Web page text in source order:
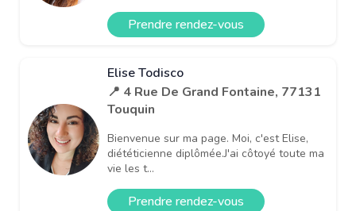
Prendre rendez-vous
Elise Todisco
📍 4 Rue De Grand Fontaine, 77131
Touquin
Bienvenue sur ma page. Moi, c'est Elise,
diététicienne diplômée.J'ai côtoyé toute ma
vie les t...
Prendre rendez-vous